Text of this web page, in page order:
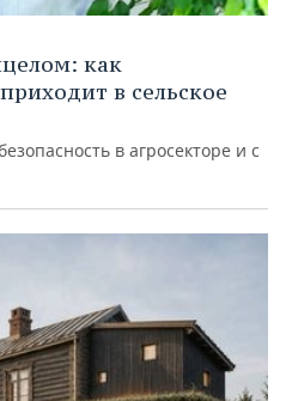
как
в сельское
в агросекторе и с